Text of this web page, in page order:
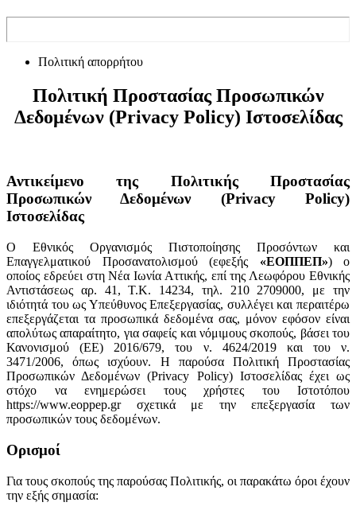
Πολιτική απορρήτου
Πολιτική Προστασίας Προσωπικών
Δεδομένων (Privacy Policy) Ιστοσελίδας
Αντικείμενο της Πολιτικής Προστασίας
Προσωπικών Δεδομένων (Privacy Policy)
Ιστοσελίδας
Ο Εθνικός Οργανισμός Πιστοποίησης Προσόντων και
Επαγγελματικού Προσανατολισμού (εφεξής «ΕΟΠΠΕΠ») ο
οποίος εδρεύει στη Νέα Ιωνία Αττικής, επί της Λεωφόρου Εθνικής
Αντιστάσεως αρ. 41, Τ.Κ. 14234, τηλ. 210 2709000, με την
ιδιότητά του ως Υπεύθυνος Επεξεργασίας, συλλέγει και περαιτέρω
επεξεργάζεται τα προσωπικά δεδομένα σας, μόνον εφόσον είναι
απολύτως απαραίτητο, για σαφείς και νόμιμους σκοπούς, βάσει του
Κανονισμού (ΕΕ) 2016/679, του ν. 4624/2019 και του ν.
3471/2006, όπως ισχύουν. Η παρούσα Πολιτική Προστασίας
Προσωπικών Δεδομένων (Privacy Policy) Ιστοσελίδας έχει ως
στόχο να ενημερώσει τους χρήστες του Iστοτόπου
https://www.eoppep.gr σχετικά με την επεξεργασία των
προσωπικών τους δεδομένων.
Ορισμοί
Για τους σκοπούς της παρούσας Πολιτικής, οι παρακάτω όροι έχουν
την εξής σημασία: